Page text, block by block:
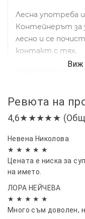
Лесна употреба
Контейнерът за
лесно и се
контакт с тях.
✔ Мощен
✔ Покритие: до
✔ Мощност: 5W
✔ Захранване: USB
✔ Без химикали,
✔ Компактен и
всяко помещение
Ревюта на
4,6★★★★★ (Общо
Невена Николова
★ ★ ★ ★ ★
Цената е ниска за
на името.
ЛОРА НЕЙЧЕВА
★ ★ ★ ★ ★
Много съм доволен,